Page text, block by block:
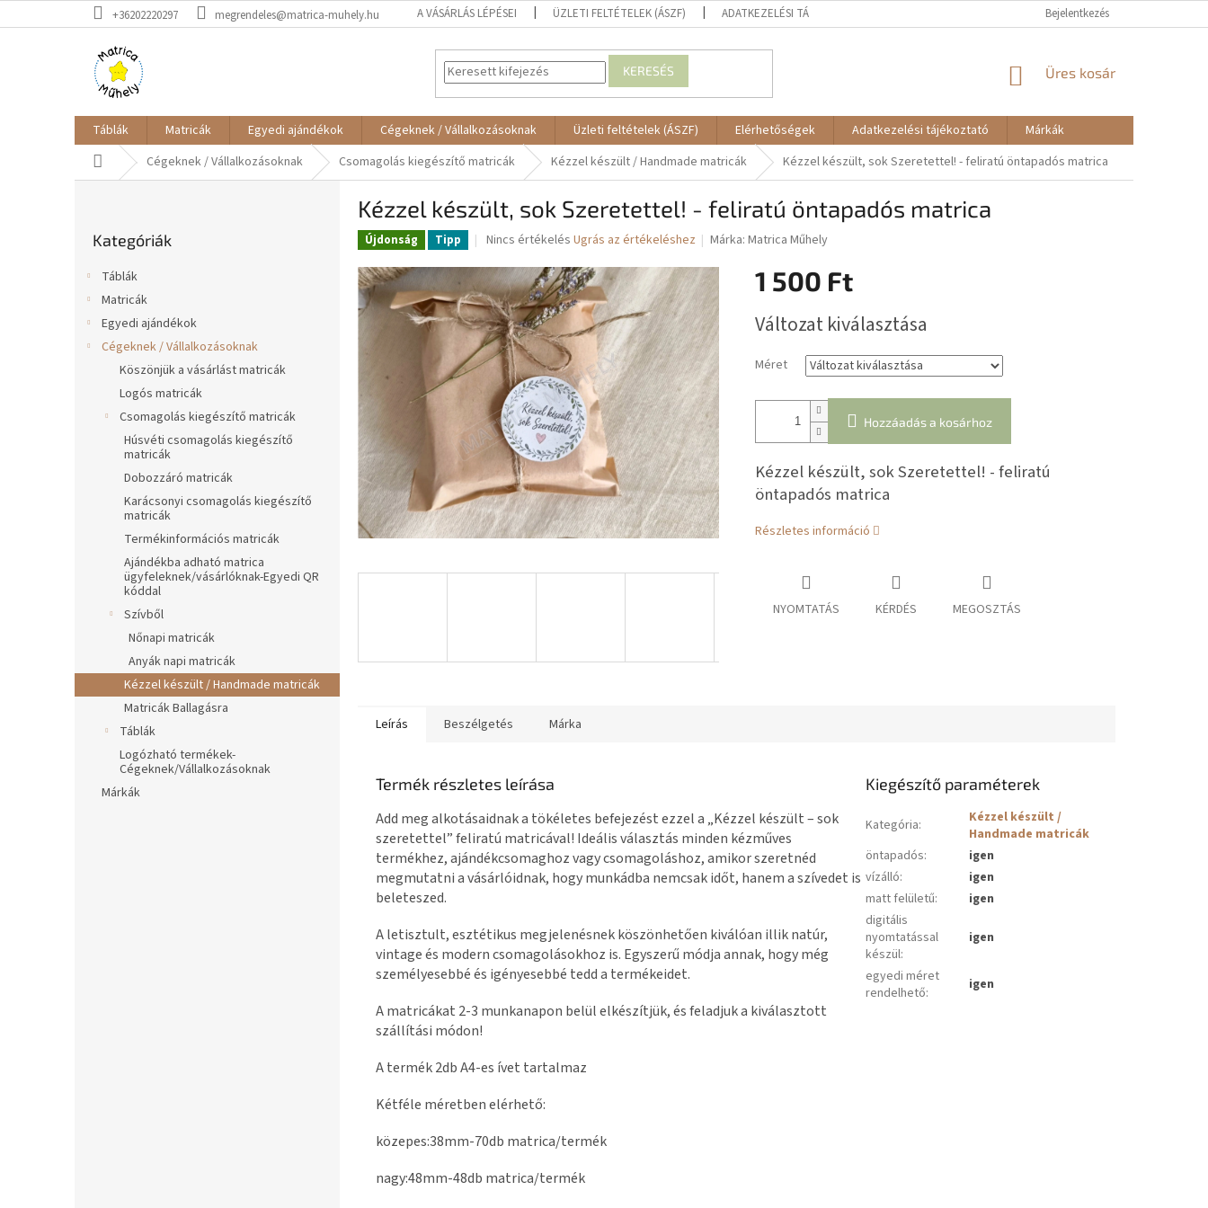
a
+36202220297 megrendeles@matrica-muhely.hu A VÁSÁRLÁS LÉPÉSEI ÜZLETI FELTÉTELEK (ÁSZF) ADATKEZELÉSI TÁJÉKOZTATÓ Bejelentkezés
KERESÉS KOSÁR
Üres kosár
Táblák Matricák Egyedi ajándékok Cégeknek / Vállalkozásoknak Üzleti feltételek (ÁSZF) Elérhetőségek Adatkezelési tájékoztató
Márkák
KezdőlapCégeknek / Vállalkozásoknak Csomagolás kiegészítő matricák Kézzel készült / Handmade matricák Kézzel készült, sok Szeretettel! - feliratú öntapadós matrica
átugrása
Kategóriák
Táblák
Matricák
Egyedi ajándékok
Cégeknek / Vállalkozásoknak
Köszönjük a vásárlást matricák
Logós matricák
Csomagolás kiegészítő matricák
Húsvéti csomagolás kiegészítő
matricák
Dobozzáró matricák
Karácsonyi csomagolás kiegészítő
matricák
Termékinformációs matricák
Ajándékba adható matrica
ügyfeleknek/vásárlóknak-Egyedi QR
kóddal
Szívből
Nőnapi matricák
Anyák napi matricák
Kézzel készült / Handmade matricák
Matricák Ballagásra
Táblák
Logózható termékek-
Cégeknek/Vállalkozásoknak
Márkák
Kézzel készült, sok Szeretettel! - feliratú öntapadós matrica
Újdonság Tipp
A
átlagos
értékelése
5-
ből
0,0
csillag.
Nincs értékelés Ugrás az értékeléshez Márka:Matrica Műhely
1 500 Ft
Változat kiválasztása
Méret
Hozzáadás a kosárhoz
Kézzel készült, sok Szeretettel! - feliratú
öntapadós matrica
Részletes információ
NYOMTATÁS KÉRDÉS MEGOSZTÁS
Leírás Beszélgetés Márka
Termék részletes leírása
Add meg alkotásaidnak a tökéletes befejezést ezzel a „Kézzel készült – sok
szeretettel” feliratú matricával! Ideális választás minden kézműves
termékhez, ajándékcsomaghoz vagy csomagoláshoz, amikor szeretnéd
megmutatni a vásárlóidnak, hogy munkádba nemcsak időt, hanem a szívedet is
beleteszed.
A letisztult, esztétikus megjelenésnek köszönhetően kiválóan illik natúr,
vintage és modern csomagolásokhoz is. Egyszerű módja annak, hogy még
személyesebbé és igényesebbé tedd a termékeidet.
A matricákat 2-3 munkanapon belül elkészítjük, és feladjuk a kiválasztott
szállítási módon!
A termék 2db A4-es ívet tartalmaz
Kétféle méretben elérhető:
közepes:38mm-70db matrica/termék
nagy:48mm-48db matrica/termék
Kiegészítő paraméterek
Kategória:
Kézzel készült /
Handmade matricák
öntapadós:
igen
vízálló:
igen
matt felületű:
igen
digitális
nyomtatással
készül:
igen
egyedi méret
rendelhető: igen